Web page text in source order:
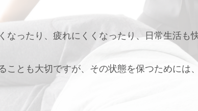
なったり、疲れにくくなったり、日常生活も
ことも大切ですが、その状態を保つためには